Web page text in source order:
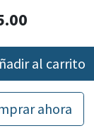
al carrito
ahora